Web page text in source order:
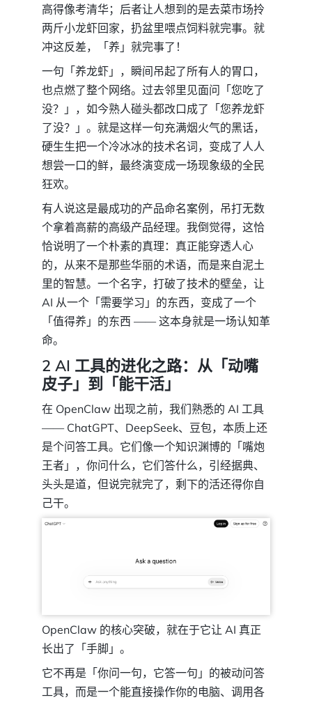
高得像考清华；后者让人想到的是去菜市场拎
两斤小龙虾回家，扔盆里喂点饲料就完事。就
冲这反差，「养」就完事了！
一句「养龙虾」，瞬间吊起了所有人的胃口，
也点燃了整个网络。过去邻里见面问「您吃了
没？」，如今熟人碰头都改口成了「您养龙虾
了没？」。就是这样一句充满烟火气的黑话，
硬生生把一个冷冰冰的技术名词，变成了人人
想尝一口的鲜，最终演变成一场现象级的全民
狂欢。
有人说这是最成功的产品命名案例，吊打无数
个拿着高薪的高级产品经理。我倒觉得，这恰
恰说明了一个朴素的真理：真正能穿透人心
的，从来不是那些华丽的术语，而是来自泥土
里的智慧。一个名字，打破了技术的壁垒，让
AI 从一个「需要学习」的东西，变成了一个
「值得养」的东西 —— 这本身就是一场认知革
命。
2 AI 工具的进化之路：从「动嘴
皮子」到「能干活」
在 OpenClaw 出现之前，我们熟悉的 AI 工具
—— ChatGPT、DeepSeek、豆包，本质上还
是个问答工具。它们像一个知识渊博的「嘴炮
王者」，你问什么，它们答什么，引经据典、
头头是道，但说完就完了，剩下的活还得你自
己干。
OpenClaw 的核心突破，就在于它让 AI 真正
长出了「手脚」。
它不再是「你问一句，它答一句」的被动问答
工具，而是一个能直接操作你的电脑、调用各